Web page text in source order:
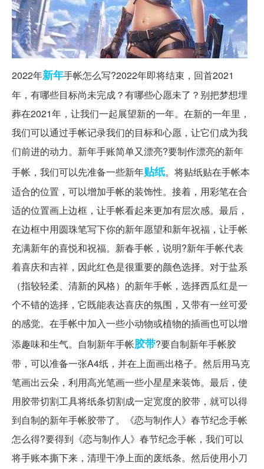
2022年新年手帐怎么写?2022年即将结束，回首2021
年，有哪些目标尚未完成？有哪些心愿未了？别把梦想埋
葬在2021年，让我们一起展望新的一年。在新的一年里，
我们可以通过手帐记录我们的目标和心愿，让它们成为我
们前进的动力。新年手账简单又漂亮?要制作漂亮的新年
手帐，我们可以先准备一些新年贴纸。将贴纸贴在手帐本
适合的位置，可以增加手帐的装饰性。接着，用彩笔在合
适的位置画上边框，让手帐看起来更加有层次感。最后，
在边框中用圆珠笔写下你的新年愿望和新年祝福，让手帐
充满新年的喜悦和祝福。新春手帐，说明?新年手帐代表
着喜庆和吉祥，因此红色是很重要的颜色选择。对于盐系
（指较轻柔、清新的风格）的新年手帐，选择西瓜红是一
个不错的选择，它既能表达喜庆的氛围，又带有一丝可爱
的感觉。在手帐中加入一些小动物或植物的插画也可以增
添趣味和生气。自制新年手帐胶带?要自制新年手帐胶
带，可以准备一张A4纸，并在上面画出格子。然后用马克
笔画出云朵，利用高光笔画一些小星星来装饰。最后，使
用胶带切割工具将纸条切割成一定宽度的胶带，就可以得
到自制的新年手帐胶带了。《恋与制作人》春节纪念手帐
怎么得?要得到《恋与制作人》春节纪念手帐，我们可以
将手账本撕下来，清理干净上面的废纸条。然后使用小刀